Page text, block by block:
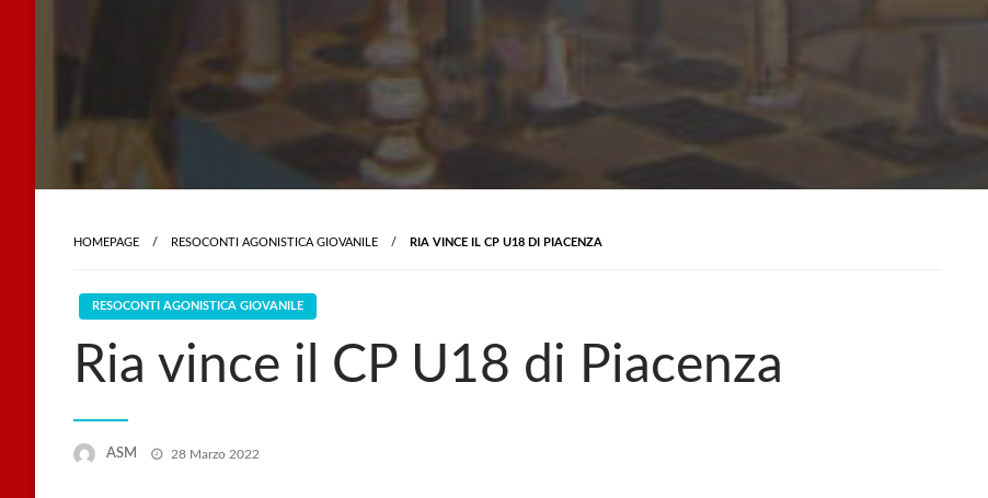
HOMEPAGE RESOCONTI AGONISTICA GIOVANILE RIA VINCE IL CP U18 DI PIACENZA
RESOCONTI AGONISTICA GIOVANILE
Ria vince il CP U18 di Piacenza
ASM
Posted
28 Marzo 2022